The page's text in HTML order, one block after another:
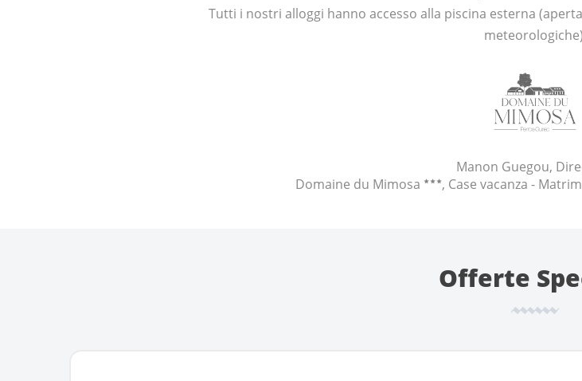
Tutti i nostri alloggi hanno accesso alla piscina esterna
Manon Guegou,
Domaine du Mimosa
, Case vacanza -
Offerte